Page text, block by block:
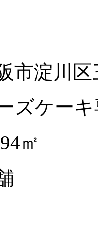
市淀川
ズケーキ
㎡